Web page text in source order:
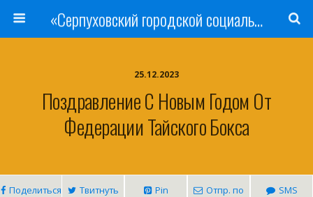
«Серпуховский городской социально-реабилитационный Центр для несовершеннолетних»
25.12.2023
Поздравление С Новым Годом От
Федерации Тайского Бокса
Поделиться Твитнуть Pin
Отпр. по
SMS